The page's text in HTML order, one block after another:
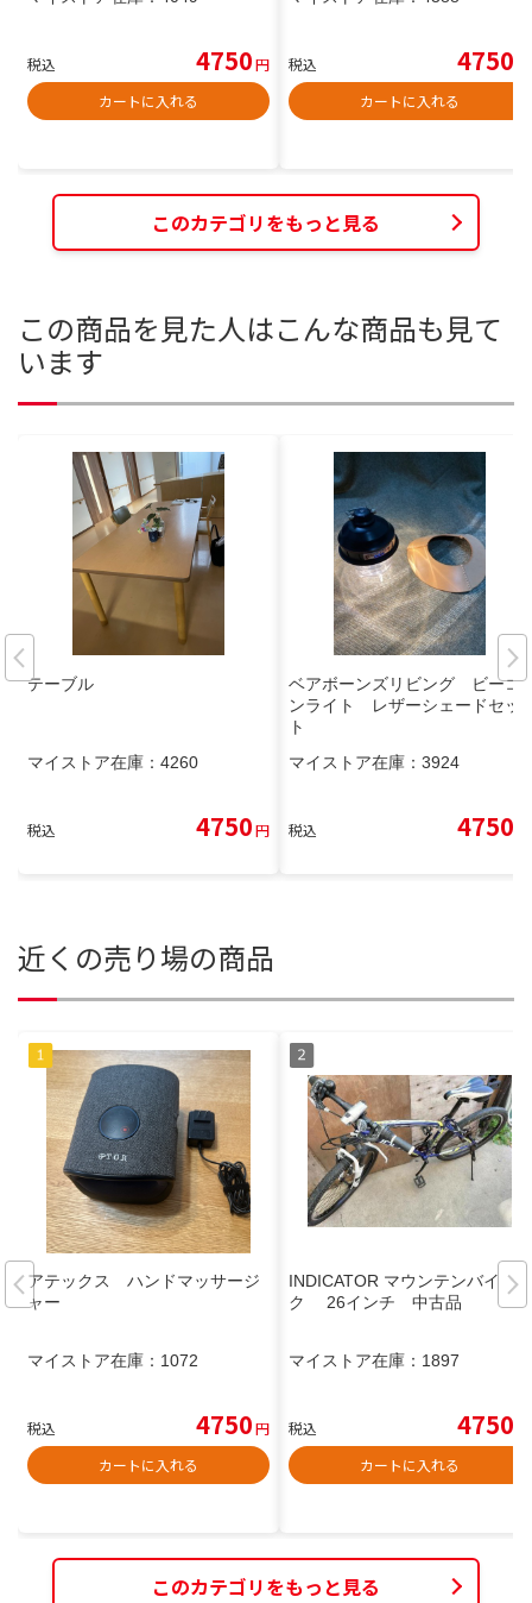
税込 4750円
カートに入れる
税込 4750
カートに入れる
このカテゴリをもっと見る
この商品を見た人はこんな商品も見て
います
テーブル
マイストア在庫： 4260
税込 4750円
ベアボーンズリビング ビーコ
ンライト レザーシェードセッ
ト
マイストア在庫： 3924
税込 4750
近くの売り場の商品
アテックス ハンドマッサージ
ャー
マイストア在庫： 1072
税込 4750円
カートに入れる
INDICATOR マウンテンバイ
ク 26インチ 中古品
マイストア在庫： 1897
税込 4750
カートに入れる
このカテゴリをもっと見る